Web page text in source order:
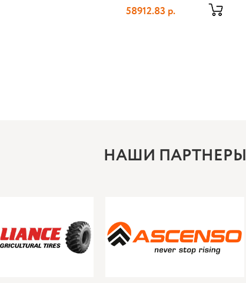
58912.83 р.
НАШИ ПАРТНЕРЫ